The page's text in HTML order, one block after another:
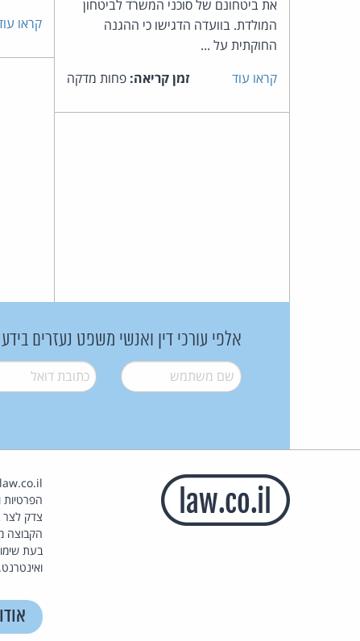
את ביטחונם של סוכני המשרד לביטחון
המולדת. בוועדה הדגישו כי ההגנה
החוקתית על ...
קראו עוד
זמן קריאה: פחות מדקה
קראו
אלפי עורכי דין ואנשי משפט נעזרים
שם משתמש* דואל*
הפרטיות
צדק לצר
הקבוצה
בעת
ואינטרנט.